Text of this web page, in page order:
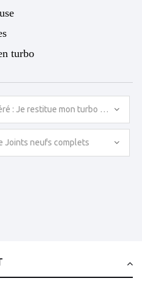
turbo
: Je restitue mon turbo avant
Joints neufs complets